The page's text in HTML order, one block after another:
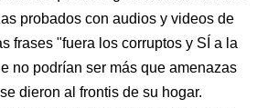
probados con audios y videos de
frases "fuera los corruptos y SÍ a la
no podrían ser más que amenazas
dieron al frontis de su hogar.